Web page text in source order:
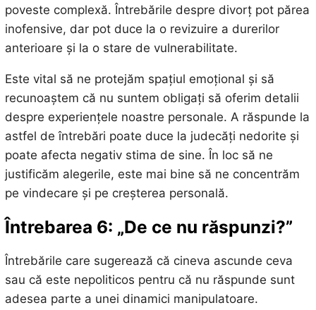
poveste complexă. Întrebările despre divorț pot părea
inofensive, dar pot duce la o revizuire a durerilor
anterioare și la o stare de vulnerabilitate.
Este vital să ne protejăm spațiul emoțional și să
recunoaștem că nu suntem obligați să oferim detalii
despre experiențele noastre personale. A răspunde la
astfel de întrebări poate duce la judecăți nedorite și
poate afecta negativ stima de sine. În loc să ne
justificăm alegerile, este mai bine să ne concentrăm
pe vindecare și pe creșterea personală.
Întrebarea 6: „De ce nu răspunzi?”
Întrebările care sugerează că cineva ascunde ceva
sau că este nepoliticos pentru că nu răspunde sunt
adesea parte a unei dinamici manipulatoare.